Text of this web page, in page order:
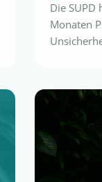
Die SUPD
Monaten
klaren,
geben.
SUPD